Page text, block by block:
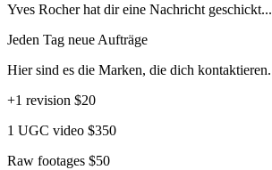
Yves Rocher hat dir eine Nachricht geschickt...
Jeden Tag neue Aufträge
Hier sind es die Marken, die dich kontaktieren.
+1 revision $20
1 UGC video $350
Raw footages $50